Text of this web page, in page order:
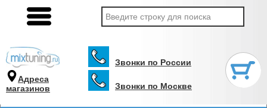
Адреса
магазинов
Звонки по России
Звонки по Москве